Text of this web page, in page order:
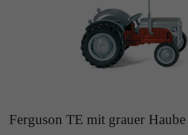
Ferguson TE mit grauer Haube